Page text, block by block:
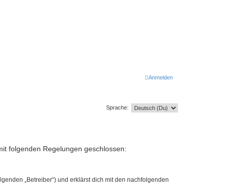
Anmelden
Sprache:
folgenden Regelungen geschlossen:
„Betreiber“) und erklärst dich mit den nachfolgenden